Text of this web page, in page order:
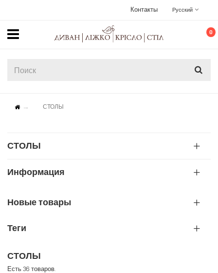
Русский
Контакты
0
СТОЛЫ
СТОЛЫ
Информация
Новые товары
Теги
СТОЛЫ
Есть 36 товаров.